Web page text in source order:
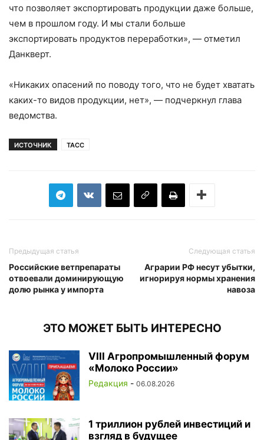
что позволяет экспортировать продукции даже больше,
чем в прошлом году. И мы стали больше
экспортировать продуктов переработки», — отметил
Данкверт.
«Никаких опасений по поводу того, что не будет хватать
каких-то видов продукции, нет», — подчеркнул глава
ведомства.
ИСТОЧНИК ТАСС
Предыдущая статья
Российские ветпрепараты
отвоевали доминирующую
долю рынка у импорта
Следующая статья
Аграрии РФ несут убытки,
игнорируя нормы хранения
навоза
ЭТО МОЖЕТ БЫТЬ ИНТЕРЕСНО
VIII Агропромышленный форум
«Молоко России»
Редакция - 06.08.2026
1 триллион рублей инвестиций и
взгляд в будущее